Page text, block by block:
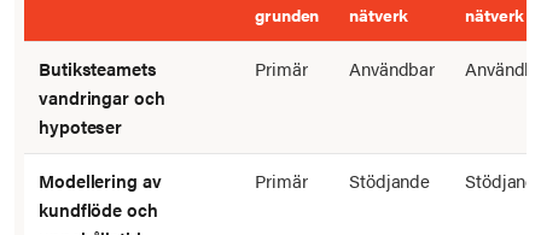
grunden
nätverk
nätverk
Butiksteamets
vandringar och
hypoteser
Primär Användbar
Modellering av
kundflöde och
Primär Stödjande